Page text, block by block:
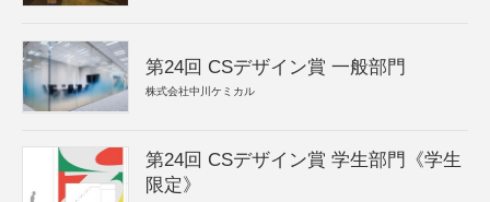
第24回 CSデザイン賞 一般部門
株式会社中川ケミカル
第24回 CSデザイン賞 学生部門《学生
限定》